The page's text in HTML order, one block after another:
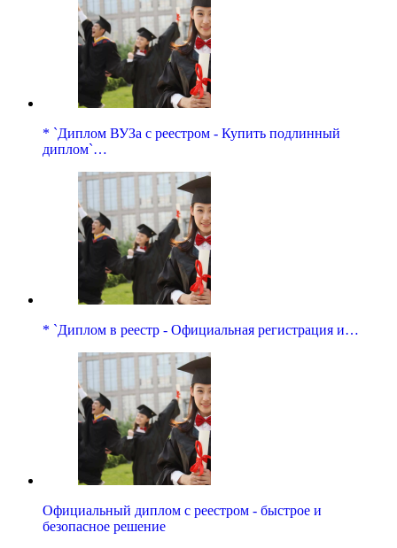
* `Диплом ВУЗа с реестром - Купить подлинный
диплом`…
* `Диплом в реестр - Официальная регистрация и…
Официальный диплом с реестром - быстрое и
безопасное решение